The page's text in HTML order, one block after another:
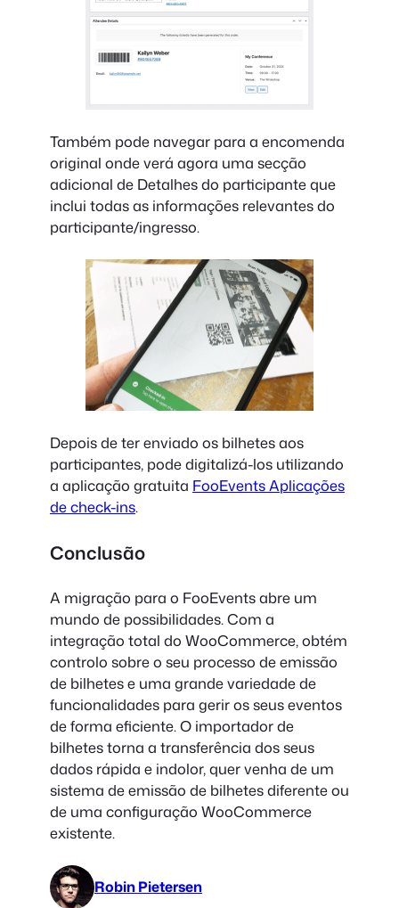
Também pode navegar para a encomenda
original onde verá agora uma secção
adicional de Detalhes do participante que
inclui todas as informações relevantes do
participante/ingresso.
Depois de ter enviado os bilhetes aos
participantes, pode digitalizá-los utilizando
a aplicação gratuita FooEvents Aplicações
de check-ins.
Conclusão
A migração para o FooEvents abre um
mundo de possibilidades. Com a
integração total do WooCommerce, obtém
controlo sobre o seu processo de emissão
de bilhetes e uma grande variedade de
funcionalidades para gerir os seus eventos
de forma eficiente. O importador de
bilhetes torna a transferência dos seus
dados rápida e indolor, quer venha de um
sistema de emissão de bilhetes diferente ou
de uma configuração WooCommerce
existente.
Robin Pietersen